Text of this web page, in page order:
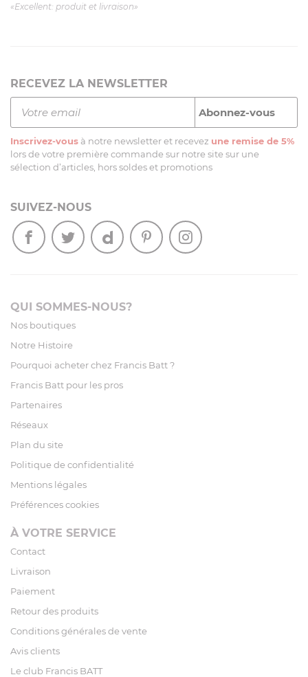
«Excellent: produit et livraison»
RECEVEZ LA NEWSLETTER
Inscrivez-vous à notre newsletter et recevez une remise de 5%
lors de votre première commande sur notre site sur une
sélection d’articles, hors soldes et promotions
SUIVEZ-NOUS
QUI SOMMES-NOUS?
Nos boutiques
Notre Histoire
Pourquoi acheter chez Francis Batt ?
Francis Batt pour les pros
Partenaires
Réseaux
Plan du site
Politique de confidentialité
Mentions légales
Préférences cookies
À VOTRE SERVICE
Contact
Livraison
Paiement
Retour des produits
Conditions générales de vente
Avis clients
Le club Francis BATT